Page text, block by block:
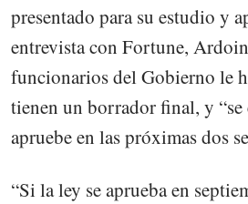
presentado para su estudio y
entrevista con Fortune,
funcionarios del Gobierno le
tienen un borrador final, y “se
apruebe en las próximas dos
“Si la ley se aprueba en